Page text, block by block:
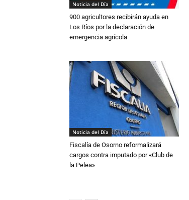
Noticia del Día
900 agricultores recibirán ayuda en
Los Ríos por la declaración de
emergencia agrícola
Noticia del Día
Fiscalía de Osorno reformalizará
cargos contra imputado por «Club de
la Pelea»